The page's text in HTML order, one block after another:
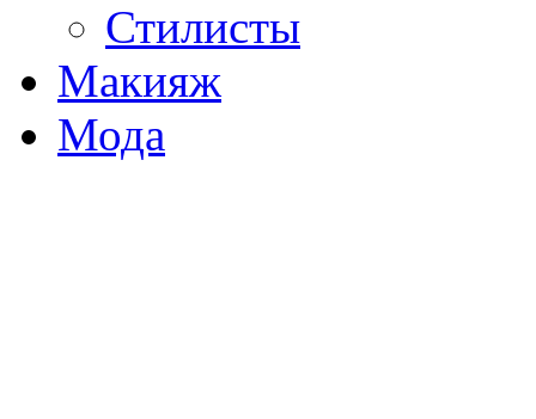
Стилисты
Макияж
Мода